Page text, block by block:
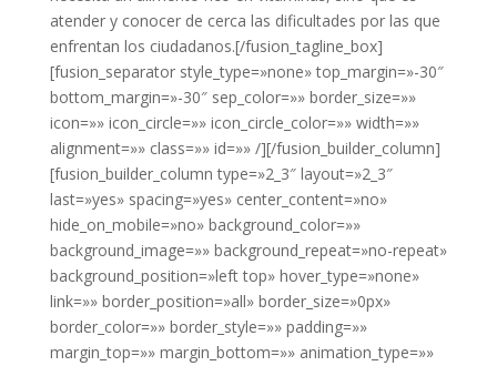
atender y conocer de cerca las dificultades por las que
enfrentan los ciudadanos.[/fusion_tagline_box]
[fusion_separator style_type=»none» top_margin=»-30″
bottom_margin=»-30″ sep_color=»» border_size=»»
icon=»» icon_circle=»» icon_circle_color=»» width=»»
alignment=»» class=»» id=»» /][/fusion_builder_column]
[fusion_builder_column type=»2_3″ layout=»2_3″
last=»yes» spacing=»yes» center_content=»no»
hide_on_mobile=»no» background_color=»»
background_image=»» background_repeat=»no-repeat»
background_position=»left top» hover_type=»none»
link=»» border_position=»all» border_size=»0px»
border_color=»» border_style=»» padding=»»
margin_top=»» margin_bottom=»» animation_type=»»